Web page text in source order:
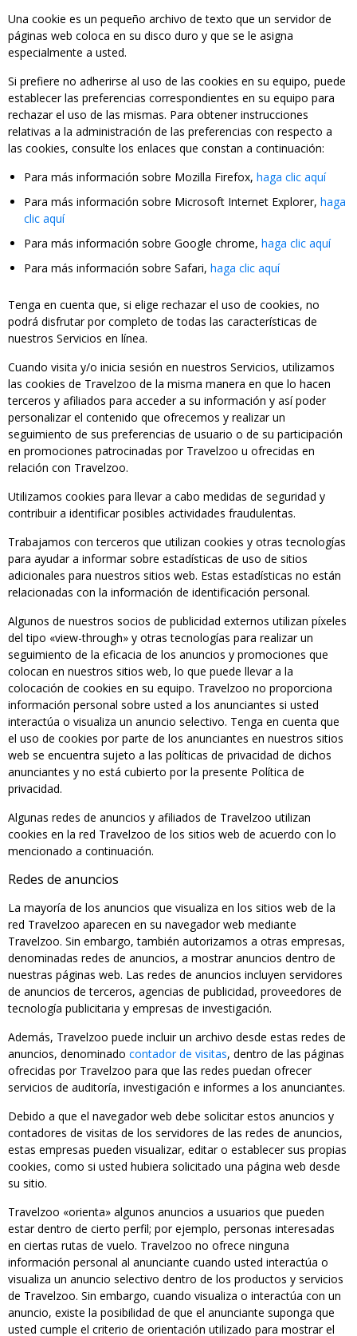
Una cookie es un pequeño archivo de texto que un servidor de
páginas web coloca en su disco duro y que se le asigna
especialmente a usted.
Si prefiere no adherirse al uso de las cookies en su equipo, puede
establecer las preferencias correspondientes en su equipo para
rechazar el uso de las mismas. Para obtener instrucciones
relativas a la administración de las preferencias con respecto a
las cookies, consulte los enlaces que constan a continuación:
Para más información sobre Mozilla Firefox, haga clic aquí
Para más información sobre Microsoft Internet Explorer, haga
clic aquí
Para más información sobre Google chrome, haga clic aquí
Para más información sobre Safari, haga clic aquí
Tenga en cuenta que, si elige rechazar el uso de cookies, no
podrá disfrutar por completo de todas las características de
nuestros Servicios en línea.
Cuando visita y/o inicia sesión en nuestros Servicios, utilizamos
las cookies de Travelzoo de la misma manera en que lo hacen
terceros y afiliados para acceder a su información y así poder
personalizar el contenido que ofrecemos y realizar un
seguimiento de sus preferencias de usuario o de su participación
en promociones patrocinadas por Travelzoo u ofrecidas en
relación con Travelzoo.
Utilizamos cookies para llevar a cabo medidas de seguridad y
contribuir a identificar posibles actividades fraudulentas.
Trabajamos con terceros que utilizan cookies y otras tecnologías
para ayudar a informar sobre estadísticas de uso de sitios
adicionales para nuestros sitios web. Estas estadísticas no están
relacionadas con la información de identificación personal.
Algunos de nuestros socios de publicidad externos utilizan píxeles
del tipo «view-through» y otras tecnologías para realizar un
seguimiento de la eficacia de los anuncios y promociones que
colocan en nuestros sitios web, lo que puede llevar a la
colocación de cookies en su equipo. Travelzoo no proporciona
información personal sobre usted a los anunciantes si usted
interactúa o visualiza un anuncio selectivo. Tenga en cuenta que
el uso de cookies por parte de los anunciantes en nuestros sitios
web se encuentra sujeto a las políticas de privacidad de dichos
anunciantes y no está cubierto por la presente Política de
privacidad.
Algunas redes de anuncios y afiliados de Travelzoo utilizan
cookies en la red Travelzoo de los sitios web de acuerdo con lo
mencionado a continuación.
Redes de anuncios
La mayoría de los anuncios que visualiza en los sitios web de la
red Travelzoo aparecen en su navegador web mediante
Travelzoo. Sin embargo, también autorizamos a otras empresas,
denominadas redes de anuncios, a mostrar anuncios dentro de
nuestras páginas web. Las redes de anuncios incluyen servidores
de anuncios de terceros, agencias de publicidad, proveedores de
tecnología publicitaria y empresas de investigación.
Además, Travelzoo puede incluir un archivo desde estas redes de
anuncios, denominado contador de visitas, dentro de las páginas
ofrecidas por Travelzoo para que las redes puedan ofrecer
servicios de auditoría, investigación e informes a los anunciantes.
Debido a que el navegador web debe solicitar estos anuncios y
contadores de visitas de los servidores de las redes de anuncios,
estas empresas pueden visualizar, editar o establecer sus propias
cookies, como si usted hubiera solicitado una página web desde
su sitio.
Travelzoo «orienta» algunos anuncios a usuarios que pueden
estar dentro de cierto perfil; por ejemplo, personas interesadas
en ciertas rutas de vuelo. Travelzoo no ofrece ninguna
información personal al anunciante cuando usted interactúa o
visualiza un anuncio selectivo dentro de los productos y servicios
de Travelzoo. Sin embargo, cuando visualiza o interactúa con un
anuncio, existe la posibilidad de que el anunciante suponga que
usted cumple el criterio de orientación utilizado para mostrar el